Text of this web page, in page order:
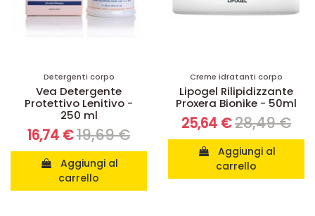
Detergenti corpo
Vea Detergente
Protettivo Lenitivo -
250 ml
16,74 €19,69 €
carrello
Creme idratanti corpo
Lipogel Rilipidizzante
Proxera Bionike - 50ml
25,64 €28,49 €
carrello